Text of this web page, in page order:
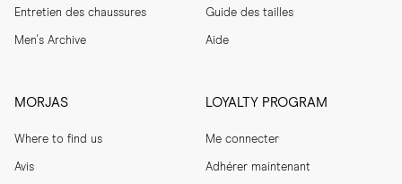
Entretien des chaussures
Men's Archive
Guide des tailles
Aide
MORJAS
Where to find us
Avis
LOYALTY PROGRAM
Me connecter
Adhérer maintenant